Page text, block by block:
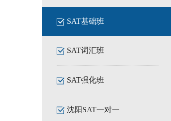
SAT基础班
SAT词汇班
SAT强化班
沈阳SAT一对一